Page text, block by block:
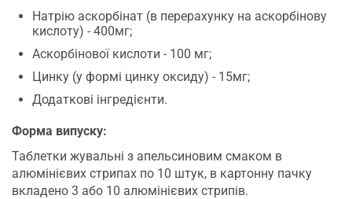
Натрію аскорбінат (в перерахунку на аскорбінову
кислоту) - 400мг;
Аскорбінової кислоти - 100 мг;
Цинку (у формі цинку оксиду) - 15мг;
Додаткові інгредієнти.
Форма випуску:
Таблетки жувальні з апельсиновим смаком в
алюмінієвих стрипах по 10 штук, в картонну пачку
вкладено 3 або 10 алюмінієвих стрипів.